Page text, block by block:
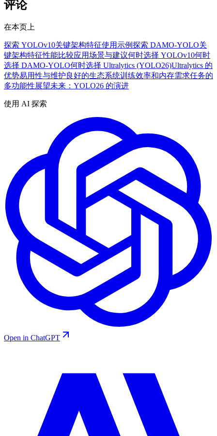
评论
在本页上
探索 YOLOv10关键架构特征使用示例探索 DAMO-YOLO关
键架构特征性能比较应用场景与建议何时选择 YOLOv10何时
选择 DAMO-YOLO何时选择 Ultralytics (YOLO26)Ultralytics 的
优势易用性与维护良好的生态系统训练效率和内存需求任务的
多功能性展望未来：YOLO26 的演进
使用 AI 探索
Open in ChatGPT